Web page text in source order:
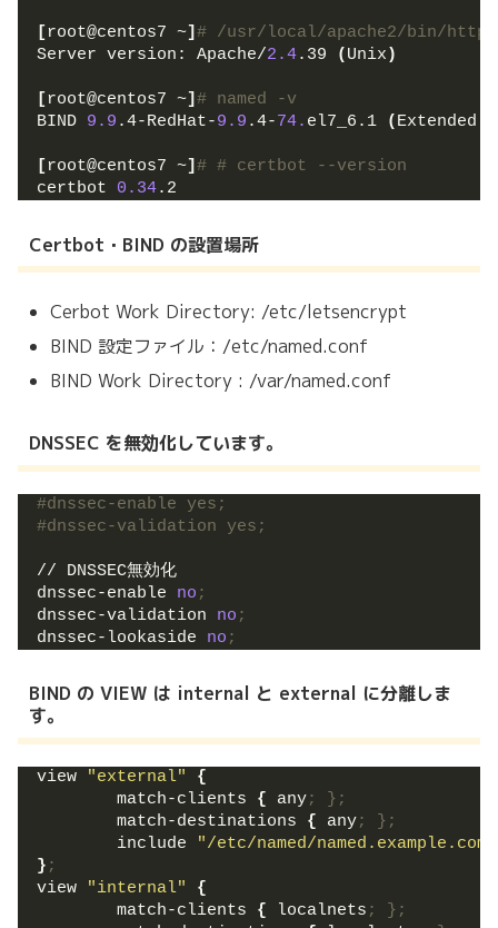
[root@centos7 ~] # /usr/local/apache2/bin/
Server version: Apache/2.4.39 ( Unix )
[root@centos7 ~] # named -v
BIND 9.9 .4-RedHat-9.9 .4-74. el7_6.1 ( Extended
[root@centos7 ~] # # certbot --version
certbot 0.34.2
Certbot・BIND の設置場所
Cerbot Work Directory: /etc/letsencrypt
BIND 設定ファイル：/etc/named.conf
BIND Work Directory : /var/named.conf
DNSSEC を無効化しています。
#dnssec-enable yes;
#dnssec-validation yes;
// DNSSEC無効化
dnssec-enable no ;
dnssec-validation no ;
dnssec-lookaside no ;
BIND の VIEW は internal と external に分離しま
す。
view "external"
{
        match-clients
{ any; };
        match-destinations
{ any; };
        include
"/etc/named/
} ;
view
"internal"
{
        match-clients
{ localnets ; };